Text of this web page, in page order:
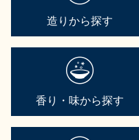
造りから探す
香り・味から探す